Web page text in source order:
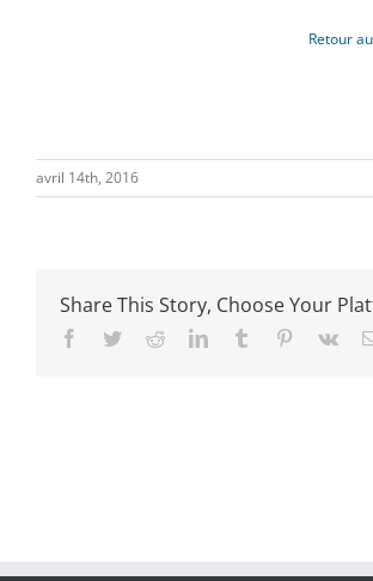
Retour
avril 14th, 2016
Share This Story, Choose Your
Facebook
TwitterRedditLinkedInTumblr Pinterest
Vk